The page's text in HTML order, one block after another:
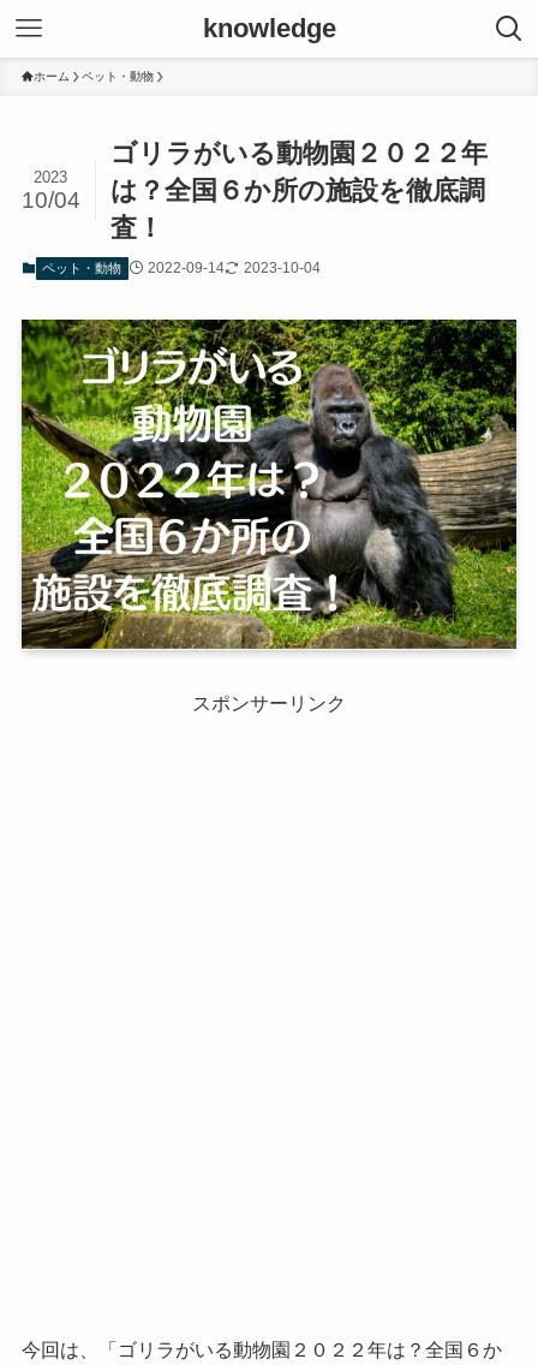
knowledge
ホーム ペット・動物
ゴリラがいる動物園２０２２年
は？全国６か所の施設を徹底調
査！
2023
10/04
ペット・動物 2022-09-14 2023-10-04
スポンサーリンク
今回は、「ゴリラがいる動物園２０２２年は？全国６か